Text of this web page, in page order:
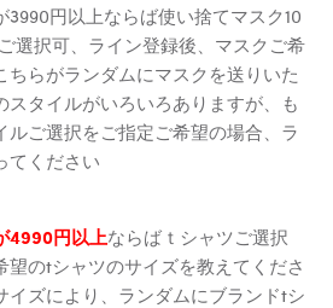
3990円以上ならば使い捨てマスク10
選択可、ライン登録後、マスクご希
らがランダムにマスクを送りいた
スタイルがいろいろありますが、も
ルご選択をご指定ご希望の場合、ラ
てください
4990円以上ならばｔシャツご選択
のtシャツのサイズを教えてくださ
イズにより、ランダムにブランドtシ